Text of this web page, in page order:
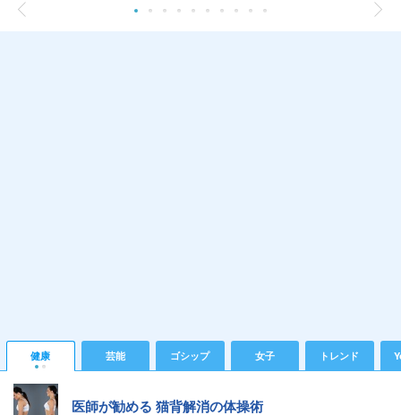
健康 芸能 ゴシップ 女子 トレンド
医師が勧める 猫背解消の体操術